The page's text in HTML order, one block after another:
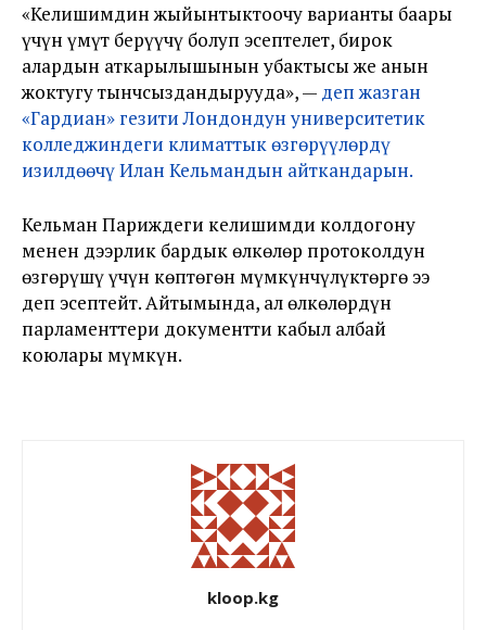
«Келишимдин жыйынтыктоочу варианты баары
үчүн үмүт берүүчү болуп эсептелет, бирок
алардын аткарылышынын убактысы же анын
жоктугу тынчсыздандырууда», — деп жазган
«Гардиан» гезити Лондондун университетик
колледжиндеги климаттык өзгөрүүлөрдү
изилдөөчү Илан Кельмандын айткандарын.
Кельман Париждеги келишимди колдогону
менен дээрлик бардык өлкөлөр протоколдун
өзгөрүшү үчүн көптөгөн мүмкүнчүлүктөргө ээ
деп эсептейт. Айтымында, ал өлкөлөрдүн
парламенттери документти кабыл албай
коюлары мүмкүн.
kloop.kg